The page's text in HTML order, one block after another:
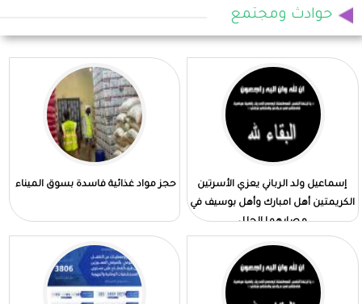
حوادث ومجتمع
إسماعيل ولد الرباني يعزي الأسرتين
الكريمتين أهل امبارك وأهل بوسيف في
مصابهما الجلل
حجز مواد غذائية فاسدة بسوق الميناء